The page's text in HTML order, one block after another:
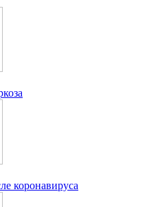
коронавируса